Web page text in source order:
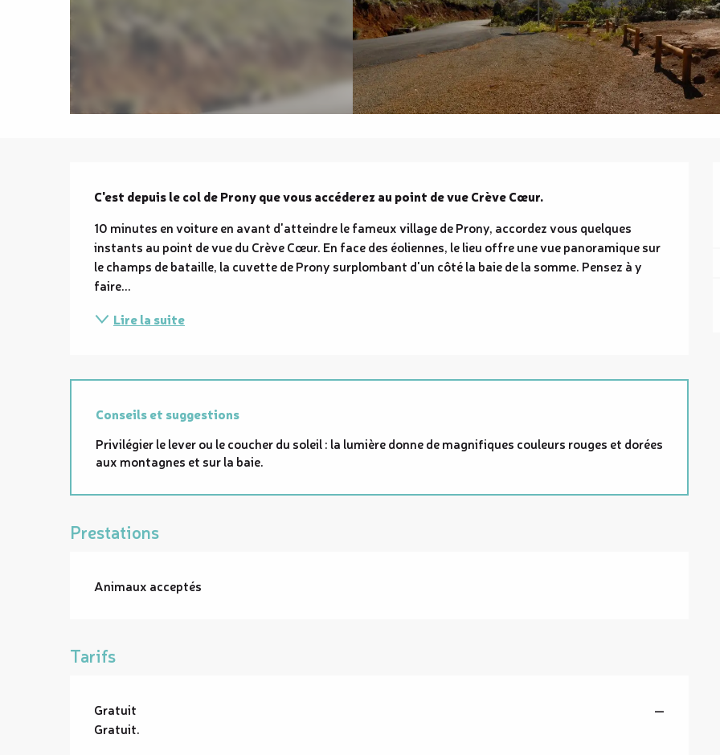
Description
C'est depuis le col de Prony que vous accéderez au point de vue Crève Cœur.
10 minutes en voiture en avant d'atteindre le fameux village de Prony, accordez vous quelques
instants au point de vue du Crève Cœur. En face des éoliennes, le lieu offre une vue panoramique sur
le champs de bataille, la cuvette de Prony surplombant d'un côté la baie de la somme. Pensez à y
faire...
Lire la suite
Conseils et suggestions
Privilégier le lever ou le coucher du soleil : la lumière donne de magnifiques couleurs rouges et dorées
aux montagnes et sur la baie.
Prestations
Animaux acceptés
Tarifs
Gratuit
—
Gratuit.